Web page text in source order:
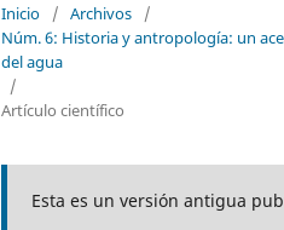
Inicio / Archivos
/
Núm. 6: Historia y antropología: un
del agua
/
Artículo científico
Esta es un versión antigua